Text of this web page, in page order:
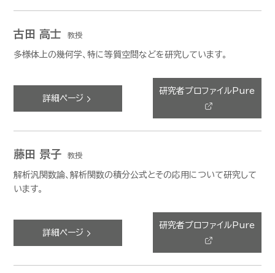
古田 高士 教授
多様体上の幾何学、特に等質空間などを研究しています。
詳細ページ
研究者プロファイルPure
藤田 景子 教授
解析汎関数論、解析関数の積分公式とその応用について研究して
います。
詳細ページ
研究者プロファイルPure